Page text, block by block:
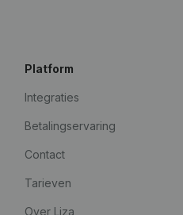
Platform
Integraties
Betalingservaring
Contact
Tarieven
Over Liza